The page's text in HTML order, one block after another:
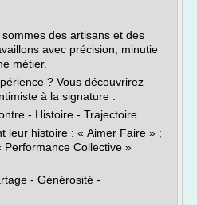
des artisans et des
avec précision, minutie
métier.
? Vous découvrirez
à la signature :
- Histoire - Trajectoire
leur histoire : « Aimer Faire » ;
Collective »
- Générosité -